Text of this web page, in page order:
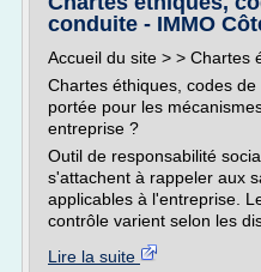
conduite - IMMO
Accueil du site > > Chartes
Chartes éthiques, codes
portée pour les
entreprise ?
Outil de responsabilité
s'attachent à rappeler aux
applicables à l'entreprise.
contrôle varient selon les
Lire la suite